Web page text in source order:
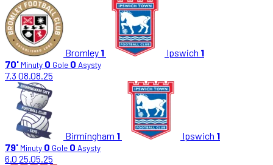
Bromley 1 Ipswich 1
70' Minuty 0 Gole 0 Asysty
7.3 08.08.25
Birmingham 1 Ipswich 1
79' Minuty 0 Gole 0 Asysty
6.0 25.05.25